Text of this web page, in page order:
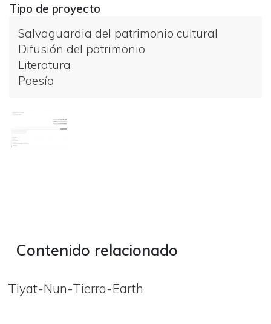
Tipo de proyecto
Salvaguardia del patrimonio cultural
Difusión del patrimonio
Literatura
Poesía
Galería
Contenido relacionado
Tiyat-Nun-Tierra-Earth